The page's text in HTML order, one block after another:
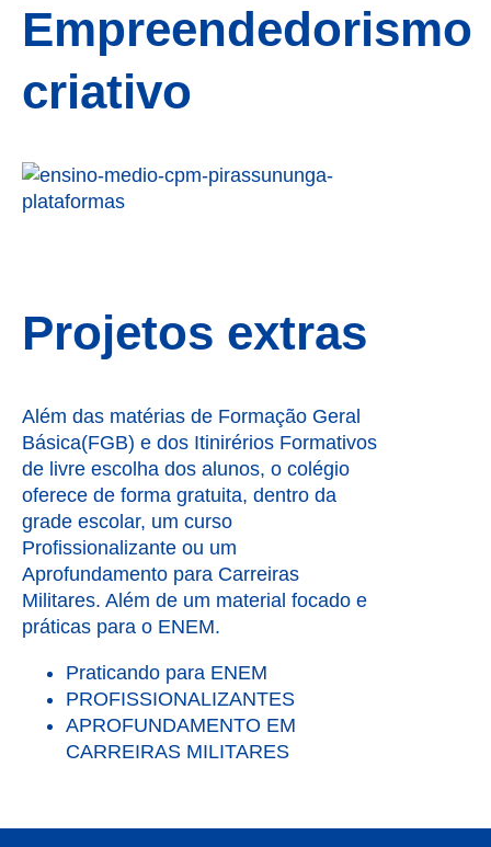
Empreendedorismo
criativo
Projetos extras
Além das matérias de Formação Geral
Básica(FGB) e dos Itinirérios Formativos
de livre escolha dos alunos, o colégio
oferece de forma gratuita, dentro da
grade escolar, um curso
Profissionalizante ou um
Aprofundamento para Carreiras
Militares. Além de um material focado e
práticas para o ENEM.
Praticando para ENEM
PROFISSIONALIZANTES
APROFUNDAMENTO EM
CARREIRAS MILITARES